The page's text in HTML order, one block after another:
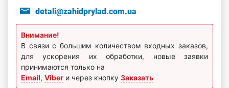
detali@zahidprylad.com.ua
Внимание!
В связи с большим количеством входных заказов,
для ускорения их обработки, новые заявки
принимаются только на
Email, Viber и через кнопку Заказать